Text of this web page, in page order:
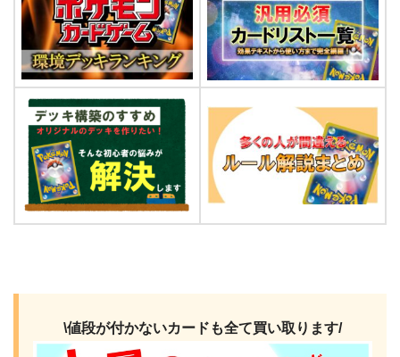
\値段が付かないカードも全て買い取ります/